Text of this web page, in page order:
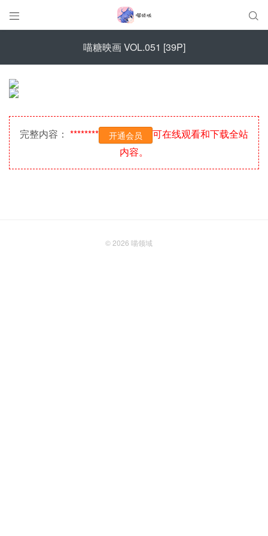
 
喵糖映画 VOL.051 [39P]
完整内容： ******** 开通会员
可在线观看和下载全站
内容。
© 2026 喵领域